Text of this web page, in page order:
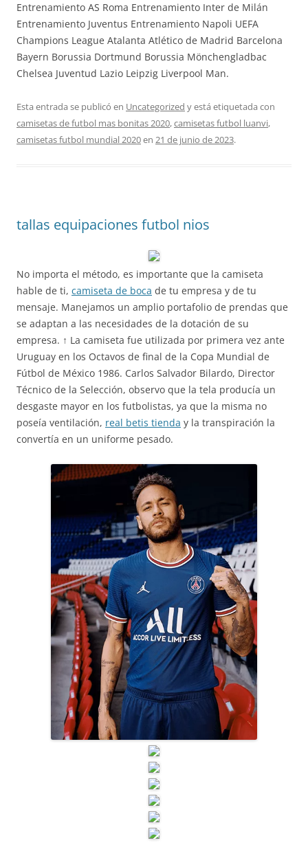
Entrenamiento AS Roma Entrenamiento Inter de Milán
Entrenamiento Juventus Entrenamiento Napoli UEFA
Champions League Atalanta Atlético de Madrid Barcelona
Bayern Borussia Dortmund Borussia Mönchengladbac
Chelsea Juventud Lazio Leipzig Liverpool Man.
Esta entrada se publicó en Uncategorized y está etiquetada con
camisetas de futbol mas bonitas 2020,camisetas futbol luanvi,
camisetas futbol mundial 2020en 21 de junio de 2023.
tallas equipaciones futbol nios
No importa el método, es importante que la camiseta
hable de ti, camiseta de boca de tu empresa y de tu
mensaje. Manejamos un amplio portafolio de prendas que
se adaptan a las necesidades de la dotación de su
empresa. ↑ La camiseta fue utilizada por primera vez ante
Uruguay en los Octavos de final de la Copa Mundial de
Fútbol de México 1986. Carlos Salvador Bilardo, Director
Técnico de la Selección, observo que la tela producía un
desgaste mayor en los futbolistas, ya que la misma no
poseía ventilación, real betis tienda y la transpiración la
convertía en un uniforme pesado.